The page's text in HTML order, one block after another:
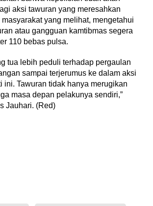
aksi tawuran yang meresahkan
yang melihat, mengetahui
atau gangguan kamtibmas segera
110 bebas pulsa.
tua lebih peduli terhadap pergaulan
sampai terjerumus ke dalam aksi
ini. Tawuran tidak hanya merugikan
masa depan pelakunya sendiri,”
Jauhari. (Red)